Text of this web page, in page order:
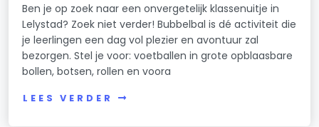
Ben je op zoek naar een onvergetelijk klassenuitje in
Lelystad? Zoek niet verder! Bubbelbal is dé activiteit die
je leerlingen een dag vol plezier en avontuur zal
bezorgen. Stel je voor: voetballen in grote opblaasbare
bollen, botsen, rollen en voora
LEES VERDER